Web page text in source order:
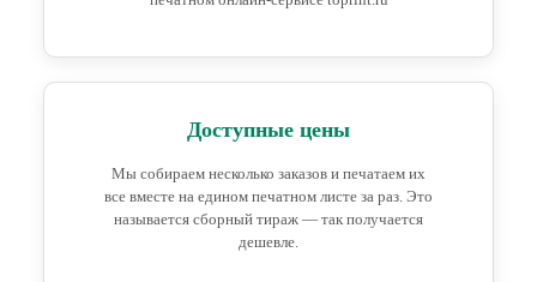
Доступные цены
Мы собираем несколько заказов и печатаем их
все вместе на едином печатном листе за раз. Это
называется сборный тираж — так получается
дешевле.